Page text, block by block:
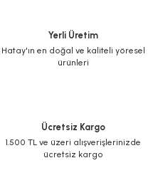
Yerli Üretim
Hatay'ın en doğal ve kaliteli yöresel
ürünleri
Ücretsiz Kargo
1.500 TL ve üzeri alışverişlerinizde
ücretsiz kargo